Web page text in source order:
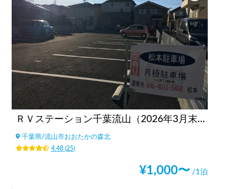
ＲＶステーション千葉流山（2026年3月末閉鎖）
千葉県/流山市おおたかの森北
4.48(25)
¥1,000〜 /1泊